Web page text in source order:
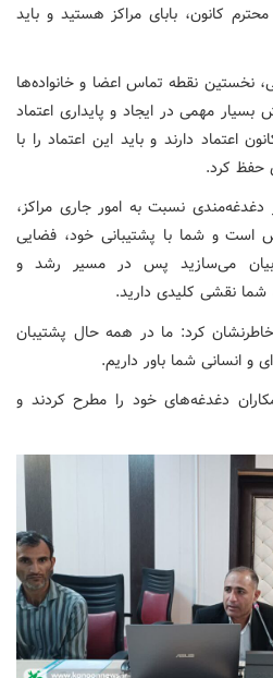
کانون، بابای مراکز هستید و باید
نخستین نقطه تماس اعضا و خانواده‌ها
مهمی در ایجاد و پایداری اعتماد
اعتماد دارند و باید این اعتماد را با
حفظ کرد.
نسبت به امور جاری مراکز،
و شما با پشتیبانی خود، فضایی
می‌سازید پس در مسیر رشد و
شما نقشی کلیدی دارید.
کرد: ما در همه حال پشتیبان
و انسانی شما باور داریم.
دغدغه‌های خود را مطرح کردند و